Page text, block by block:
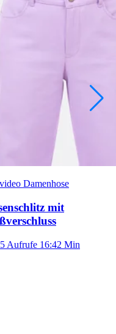
Damenhose
mit
Aufrufe 16:42 Min